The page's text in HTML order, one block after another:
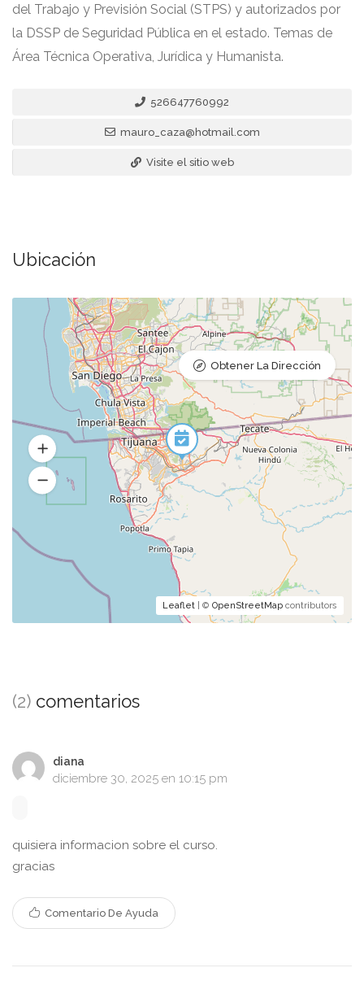
del Trabajo y Previsión Social (STPS) y autorizados por
la DSSP de Seguridad Pública en el estado. Temas de
Área Técnica Operativa, Jurídica y Humanista.
526647760992
mauro_caza@hotmail.com
Visite el sitio web
Ubicación
Leaflet | © OpenStreetMap contributors
Obtener La Dirección
(2) comentarios
diana
diciembre 30, 2025 en 10:15 pm
quisiera informacion sobre el curso.
gracias
Comentario De Ayuda